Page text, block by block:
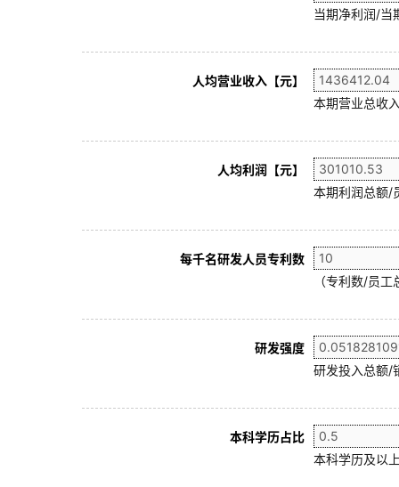
当期净利润/当
人均营业收入【元】
本期营业总收
人均利润【元】
本期利润总额/
每千名研发人员专利数
（专利数/员
研发强度
研发投入总额/
本科学历占比
本科学历及以